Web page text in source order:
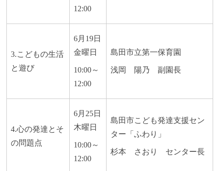
12:00
3.こどもの生活
と遊び
6月19日
金曜日
10:00～
12:00
島田市立第一保育園
浅岡 陽乃 副園長
4.心の発達とそ
の問題点
6月25日
木曜日
10:00～
12:00
島田市こども発達支援セン
ター「ふわり」
杉本 さおり センター長